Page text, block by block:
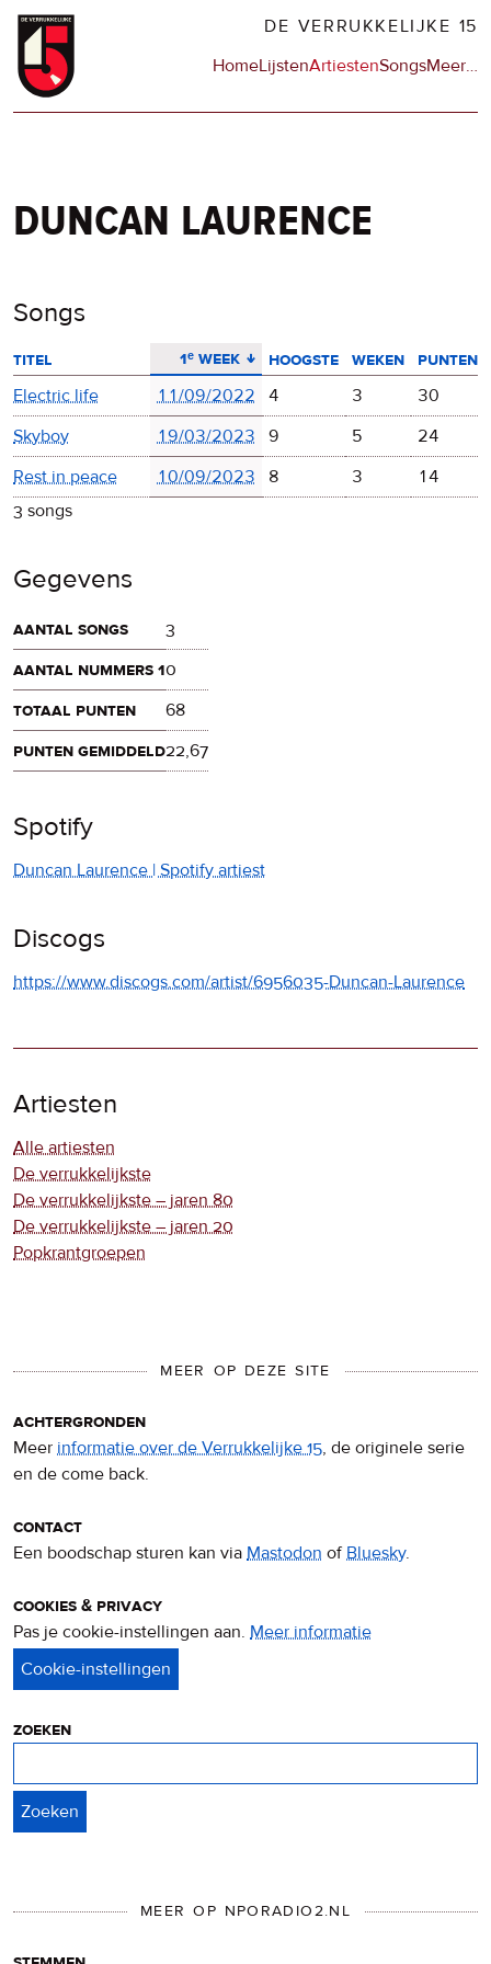
Overslaan
naar
DE VERRUKKELIJKE 15
Hoofdnavigatie
HomeLijstenArtiestenSongsMeerop
…
duncan laurence
Songs
titel 1ᵉ week
aflopend sorteren hoogste weken
punten
Electric life
11/09/2022 4 3
30
Skyboy
19/03/2023 9 5
24
Rest in peace
10/09/2023 8 3
14
3 songs
Gegevens
aantal songs
3
aantal nummers 10
totaal punten
68
punten gemiddeld22,67
Spotify
Duncan Laurence | Spotify artiest
Discogs
https://www.discogs.com/artist/6956035-Duncan-Laurence
Artiesten
Alle artiesten
De verrukkelijkste
De verrukkelijkste – jaren 80
De verrukkelijkste – jaren 20
Popkrantgroepen
MEER OP DEZE SITE
achtergronden
Meer informatie over de Verrukkelijke 15, de originele serie
en de come back.
contact
Een boodschap sturen kan via Mastodon ofBluesky.
cookies & privacy
Pas je cookie-instellingen aan. Meer informatie
zoeken
MEER OP NPORADIO2.NL